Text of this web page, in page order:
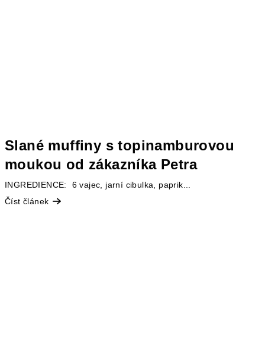
Slané muffiny s topinamburovou
moukou od zákazníka Petra
INGREDIENCE: 6 vajec, jarní cibulka, paprik...
Číst článek